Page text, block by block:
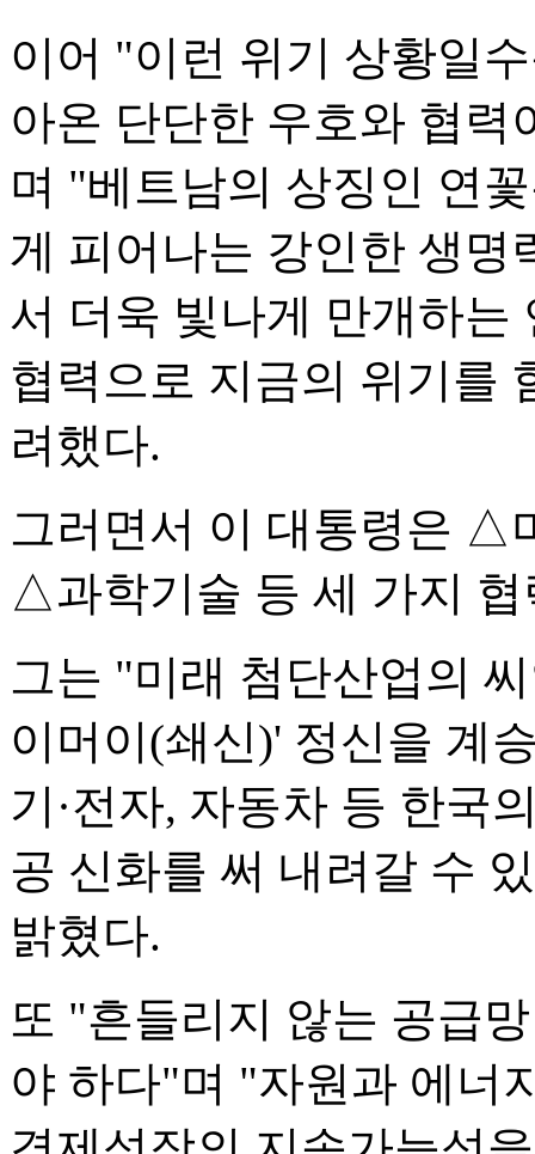
이어 "이런 위기 상황일
아온 단단한 우호와 협
며 "베트남의 상징인 연
게 피어나는 강인한 생명
서 더욱 빛나게 만개하는
협력으로 지금의 위기를
려했다.
그러면서 이 대통령은 △
△과학기술 등 세 가지
그는 "미래 첨단산업의
이머이(쇄신)' 정신을 계
기·전자, 자동차 등 한국
공 신화를 써 내려갈 수
밝혔다.
또 "흔들리지 않는 공급
야 하다"며 "자원과 에너